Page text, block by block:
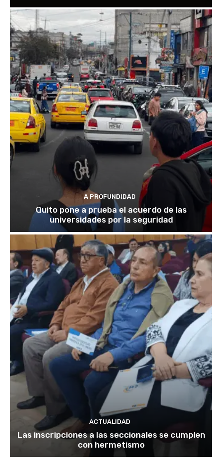
A PROFUNDIDAD
Quito pone a prueba el acuerdo de las
universidades por la seguridad
ACTUALIDAD
Las inscripciones a las seccionales se cumplen
con hermetismo